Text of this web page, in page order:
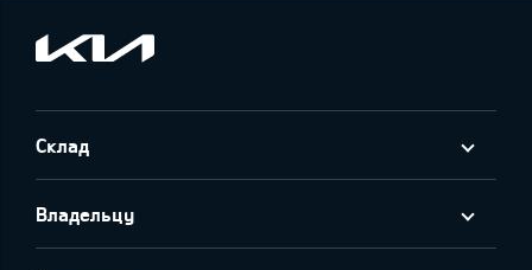
Склад
Владельцу